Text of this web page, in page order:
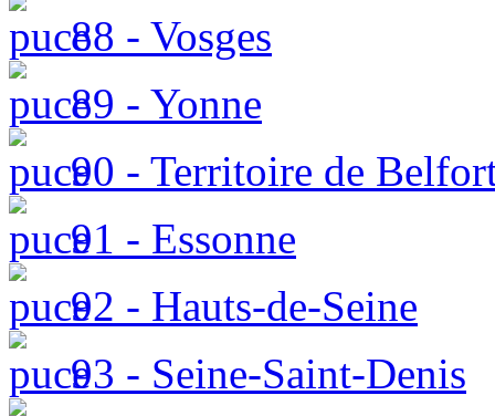
88 - Vosges
89 - Yonne
90 - Territoire de
91 - Essonne
92 - Hauts-de-Seine
93 - Seine-Saint-Denis